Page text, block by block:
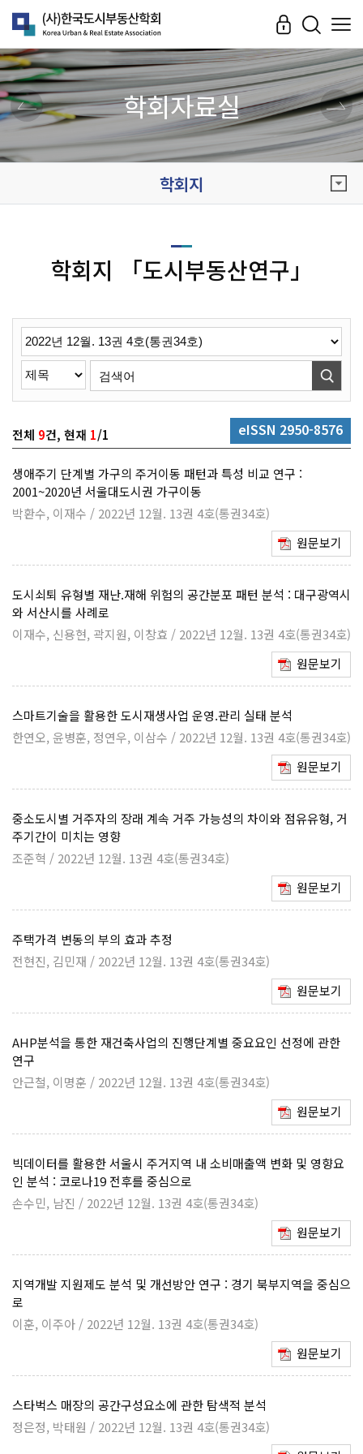
학회자료실
학회지
학회지 「도시부동산연구」
전체 9건, 현재 1/1 eISSN 2950-8576
생애주기 단계별 가구의 주거이동 패턴과 특성 비교 연구 :
2001~2020년 서울대도시권 가구이동
박환수, 이재수 / 2022년 12월. 13권 4호(통권34호)
원문보기
도시쇠퇴 유형별 재난.재해 위험의 공간분포 패턴 분석 : 대구광역시
와 서산시를 사례로
이재수, 신용현, 곽지원, 이창효 / 2022년 12월. 13권 4호(통권34호)
원문보기
스마트기술을 활용한 도시재생사업 운영.관리 실태 분석
한연오, 윤병훈, 정연우, 이삼수 / 2022년 12월. 13권 4호(통권34호)
원문보기
중소도시별 거주자의 장래 계속 거주 가능성의 차이와 점유유형, 거
주기간이 미치는 영향
조준혁 / 2022년 12월. 13권 4호(통권34호)
원문보기
주택가격 변동의 부의 효과 추정
전현진, 김민재 / 2022년 12월. 13권 4호(통권34호)
원문보기
AHP분석을 통한 재건축사업의 진행단계별 중요요인 선정에 관한
연구
안근철, 이명훈 / 2022년 12월. 13권 4호(통권34호)
원문보기
빅데이터를 활용한 서울시 주거지역 내 소비매출액 변화 및 영향요
인 분석 : 코로나19 전후를 중심으로
손수민, 남진 / 2022년 12월. 13권 4호(통권34호)
원문보기
지역개발 지원제도 분석 및 개선방안 연구 : 경기 북부지역을 중심으
로
이훈, 이주아 / 2022년 12월. 13권 4호(통권34호)
원문보기
스타벅스 매장의 공간구성요소에 관한 탐색적 분석
정은정, 박태원 / 2022년 12월. 13권 4호(통권34호)